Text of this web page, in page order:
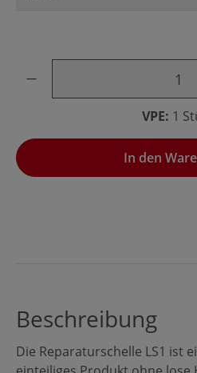
VPE: 1
In den
Beschreibung
Die Reparaturschelle LS1 ist